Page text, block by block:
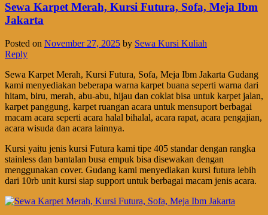
Sewa Karpet Merah, Kursi Futura, Sofa, Meja Ibm
Jakarta
Posted on November 27, 2025 by Sewa Kursi Kuliah
Reply
Sewa Karpet Merah, Kursi Futura, Sofa, Meja Ibm Jakarta Gudang
kami menyediakan beberapa warna karpet buana seperti warna dari
hitam, biru, merah, abu-abu, hijau dan coklat bisa untuk karpet jalan,
karpet panggung, karpet ruangan acara untuk mensuport berbagai
macam acara seperti acara halal bihalal, acara rapat, acara pengajian,
acara wisuda dan acara lainnya.
Kursi yaitu jenis kursi Futura kami tipe 405 standar dengan rangka
stainless dan bantalan busa empuk bisa disewakan dengan
menggunakan cover. Gudang kami menyediakan kursi futura lebih
dari 10rb unit kursi siap support untuk berbagai macam jenis acara.